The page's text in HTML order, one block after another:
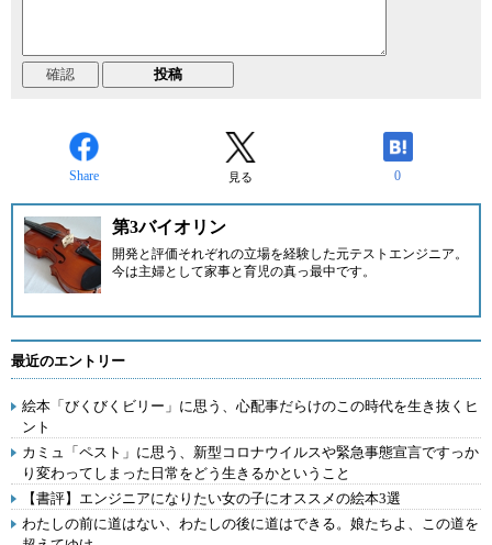
Share 見る 0
第3バイオリン
開発と評価それぞれの立場を経験した元テストエンジニア。
今は主婦として家事と育児の真っ最中です。
最近のエントリー
絵本「びくびくビリー」に思う、心配事だらけのこの時代を生き抜くヒ
ント
カミュ「ペスト」に思う、新型コロナウイルスや緊急事態宣言ですっか
り変わってしまった日常をどう生きるかということ
【書評】エンジニアになりたい女の子にオススメの絵本3選
わたしの前に道はない、わたしの後に道はできる。娘たちよ、この道を